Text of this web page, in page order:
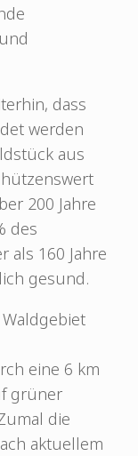
dass
werden
aus
200 Jahre
des
als 160 Jahre
gesund.
eine 6 km
grüner
die
aktuellem